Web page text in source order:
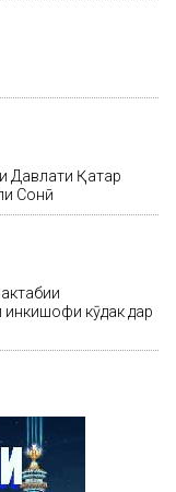
Давлати Қатар
Сонӣ
инкишофи кӯдак дар